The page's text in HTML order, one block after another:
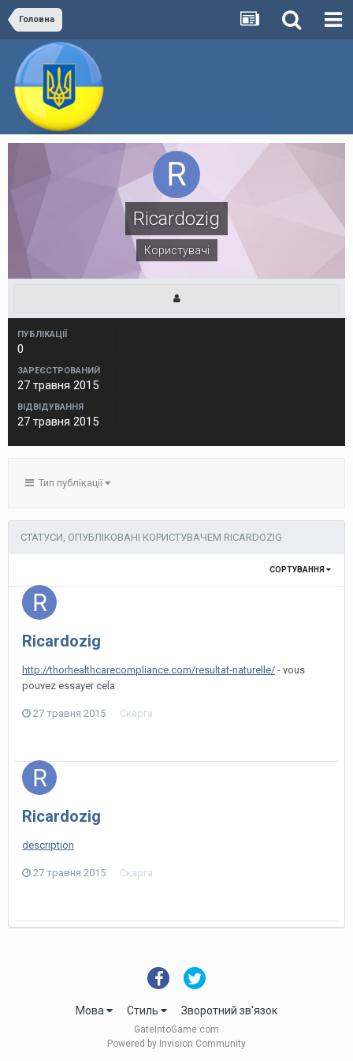
Головна
Ricardozig
Користувачі
ПУБЛІКАЦІЇ
0
ЗАРЕЄСТРОВАНИЙ
27 травня 2015
ВІДВІДУВАННЯ
27 травня 2015
Тип публікації
СТАТУСИ, ОПУБЛІКОВАНІ КОРИСТУВАЧЕМ RICARDOZIG
СОРТУВАННЯ
Ricardozig
http://thorhealthcarecompliance.com/resultat-naturelle/ - vous
pouvez essayer cela
27 травня 2015 Скарга
Ricardozig
description
27 травня 2015 Скарга
Мова Стиль Зворотний зв'язок
GateIntoGame.com
Powered by Invision Community